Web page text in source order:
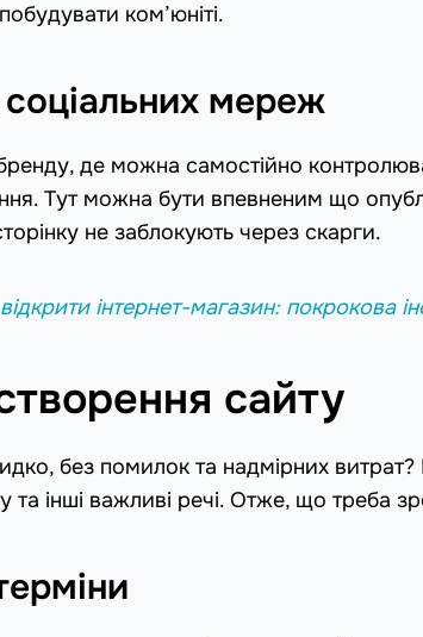
ком’юніті.
соціальних мереж
де можна самостійно
Тут можна бути впевненим що
не заблокують через скарги.
інтернет-магазин: покрокова
сайту
без помилок та надмірних
інші важливі речі. Отже, що треба